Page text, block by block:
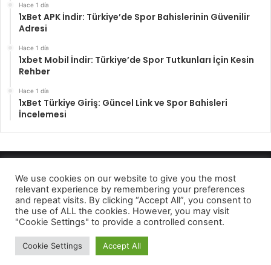
Hace 1 día
1xBet APK İndir: Türkiye’de Spor Bahislerinin Güvenilir
Adresi
Hace 1 día
1xbet Mobil İndir: Türkiye’de Spor Tutkunları İçin Kesin
Rehber
Hace 1 día
1xBet Türkiye Giriş: Güncel Link ve Spor Bahisleri
İncelemesi
Enfocando los hechos 2022
Aviso de privcidad
Facebook
TwitterTelegram
We use cookies on our website to give you the most
relevant experience by remembering your preferences
and repeat visits. By clicking “Accept All”, you consent to
the use of ALL the cookies. However, you may visit
"Cookie Settings" to provide a controlled consent.
Cookie Settings Accept All